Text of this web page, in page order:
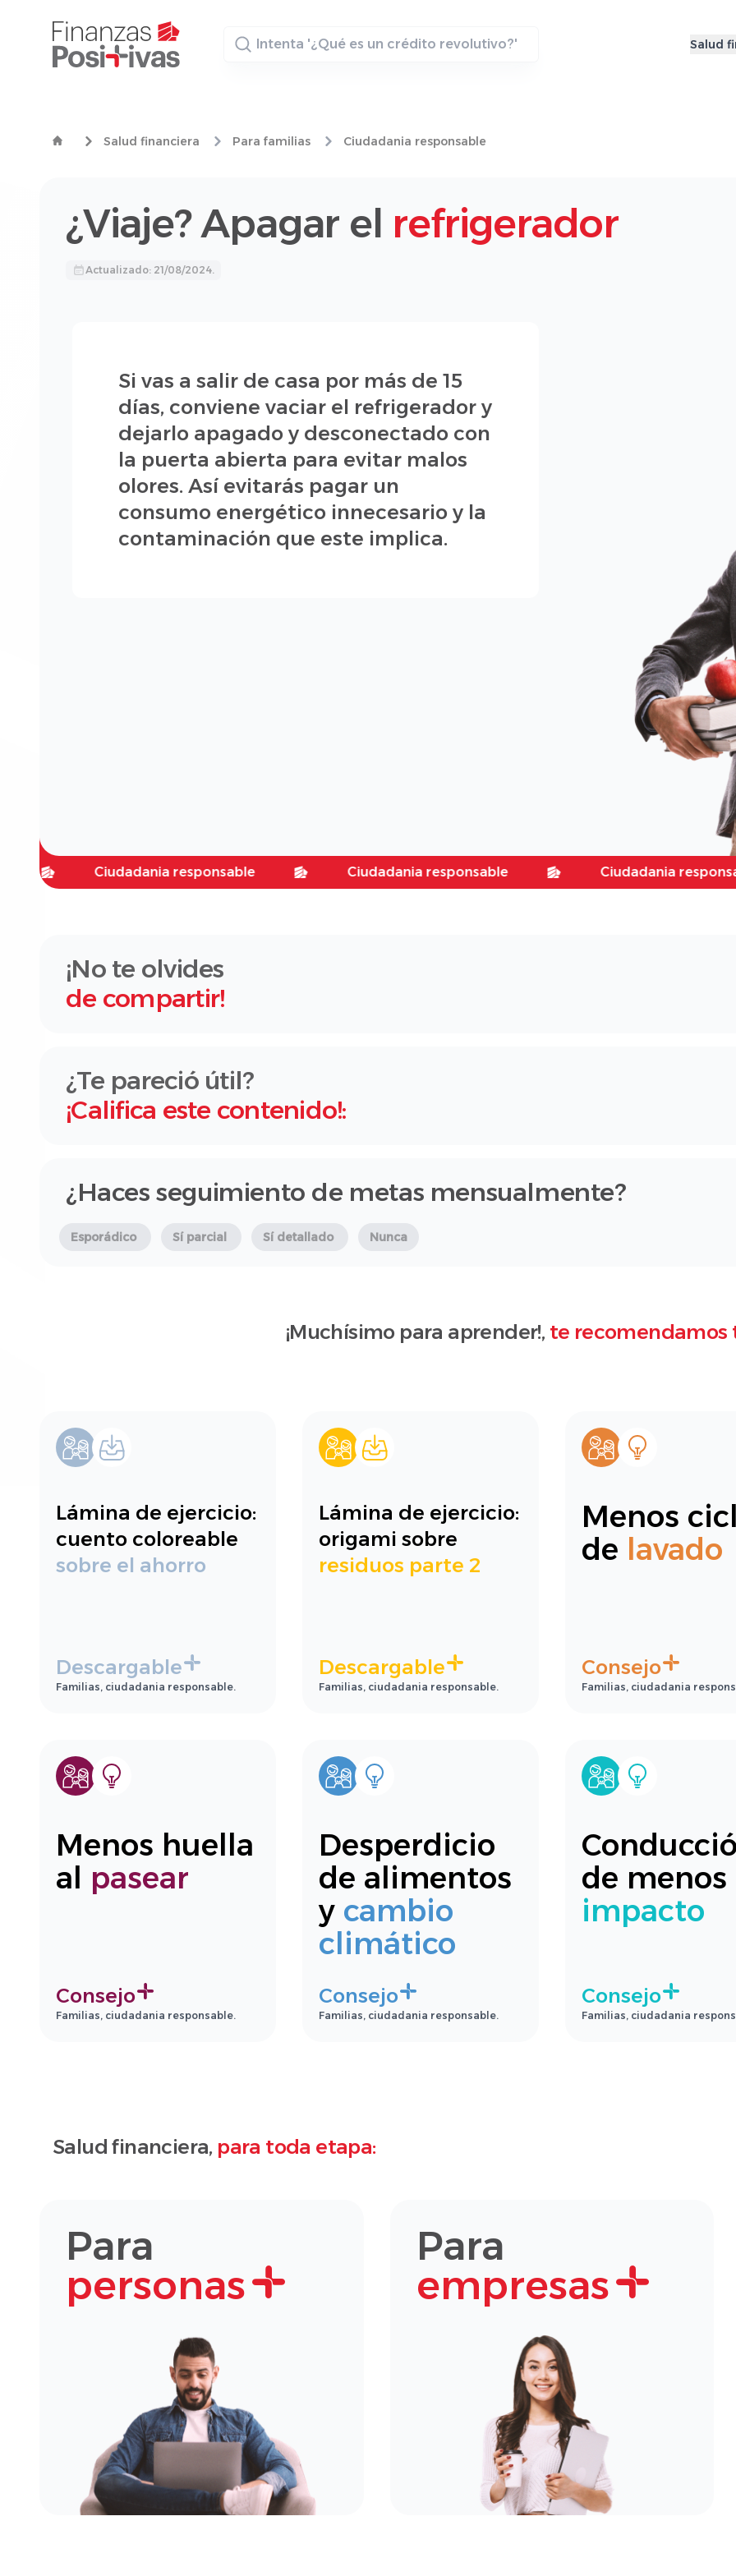
Buscador
Salud
Salud financiera Para familias Ciudadania responsable
¿Viaje? Apagar el refrigerador
Actualizado: 21/08/2024.
Si vas a salir de casa por más de 15
días, conviene vaciar el refrigerador y
dejarlo apagado y desconectado con
la puerta abierta para evitar malos
olores. Así evitarás pagar un
consumo energético innecesario y la
contaminación que este implica.
Ciudadania responsable Ciudadania responsable Ciudadania responsable
¡No te olvides
de compartir!
¿Te pareció útil?
¡Califica este contenido!:
¿Haces seguimiento de metas mensualmente?
Esporádico Sí parcial Sí detallado Nunca
¡Muchísimo para aprender!, te recomendamos
Lámina de ejercicio:
cuento coloreable
sobre el ahorro
Descargable
Familias, ciudadania responsable.
Lámina de ejercicio:
origami sobre
residuos parte 2
Descargable
Familias, ciudadania responsable.
Menos
de lavado
Consejo
Familias, ciudadania
Menos huella
al pasear
Consejo
Familias, ciudadania responsable.
Desperdicio
de alimentos
y cambio
climático
Consejo
Familias, ciudadania responsable.
de menos
impacto
Consejo
Familias, ciudadania
Salud financiera, para toda etapa:
Para
personas
Para
empresas